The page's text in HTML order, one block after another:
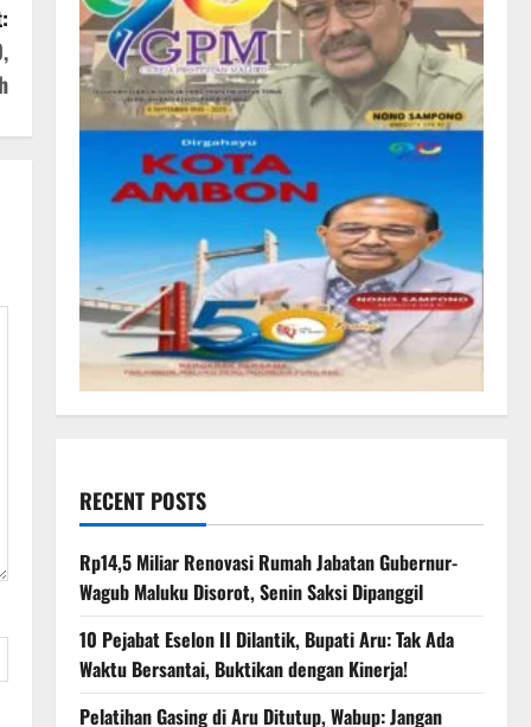
RECENT POSTS
Rp14,5 Miliar Renovasi Rumah Jabatan Gubernur-
Wagub Maluku Disorot, Senin Saksi Dipanggil
10 Pejabat Eselon II Dilantik, Bupati Aru: Tak Ada
Waktu Bersantai, Buktikan dengan Kinerja!
Pelatihan Gasing di Aru Ditutup, Wabup: Jangan